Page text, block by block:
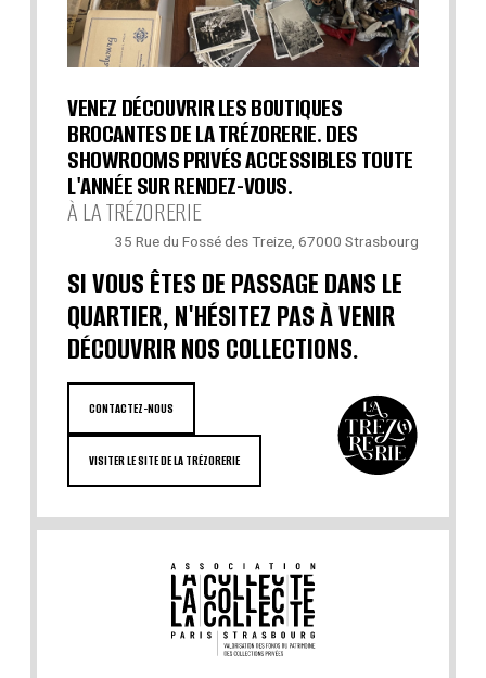
VENEZ DÉCOUVRIR LES BOUTIQUES
BROCANTES DE LA TRÉZORERIE. DES
SHOWROOMS PRIVÉS ACCESSIBLES TOUTE
L'ANNÉE SUR RENDEZ-VOUS.
À LA TRÉZORERIE
35 Rue du Fossé des Treize, 67000 Strasbourg
SI VOUS ÊTES DE PASSAGE DANS LE
QUARTIER, N'HÉSITEZ PAS À VENIR
DÉCOUVRIR NOS COLLECTIONS.
CONTACTEZ-NOUS
VISITER LE SITE DE LA TRÉZORERIE